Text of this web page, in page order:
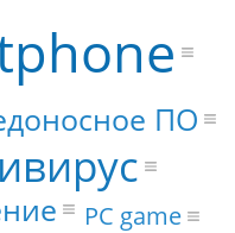
ПО
PC game